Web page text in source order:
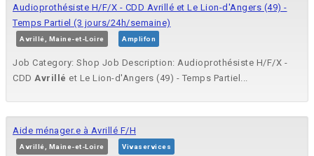
Audioprothésiste H/F/X - CDD Avrillé et Le Lion-d'Angers (49) -
Temps Partiel (3 jours/24h/semaine)
Avrillé, Maine-et-Loire Amplifon
Job Category: Shop Job Description: Audioprothésiste H/F/X -
CDD Avrillé et Le Lion-d'Angers (49) - Temps Partiel...
Aide ménager.e à Avrillé F/H
Avrillé, Maine-et-Loire Vivaservices